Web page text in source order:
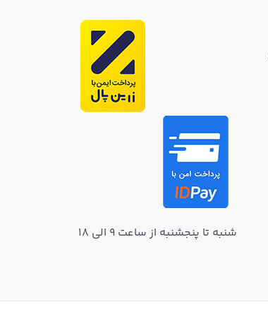
شنبه تا پنجشنبه از ساعت ۹ الی ۱۸